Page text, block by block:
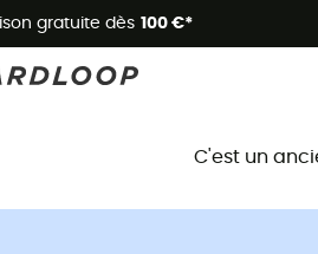
gratuite dès 100 €*
C'est un